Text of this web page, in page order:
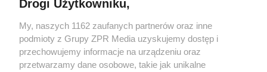
Drogi Użytkowniku,
My, naszych 1162 zaufanych partnerów oraz inne
podmioty z Grupy ZPR Media uzyskujemy dostęp i
przechowujemy informacje na urządzeniu oraz
przetwarzamy dane osobowe, takie jak unikalne